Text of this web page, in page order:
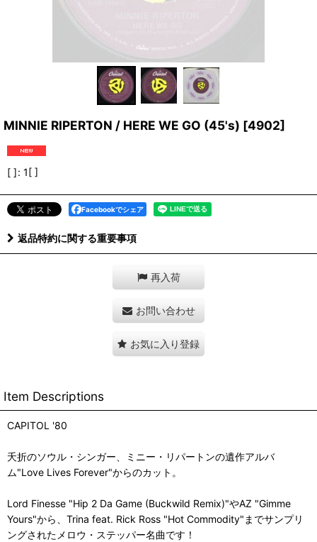
MINNIE RIPERTON / HERE WE GO (45's) [4902]
[ ]: 1[ ]
Facebookでシェア
返品特約に関する重要事項
再入荷
お問い合わせ
お気に入り登録
Item Descriptions
CAPITOL '80
夭折のソウル・シンガー、ミニー・リパートンの遺作アルバ
ム"Love Lives Forever"からのカット。
Lord Finesse "Hip 2 Da Game (Buckwild Remix)"やAZ "Gimme
Yours"から、Trina feat. Rick Ross "Hot Commodity"までサンプリ
ングされたメロウ・ステッパー名曲です！